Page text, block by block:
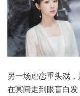
另一场虐恋重头戏
在冥间走到眼盲白